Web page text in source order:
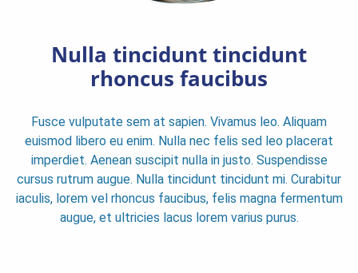
Nulla tincidunt tincidunt
rhoncus faucibus
Fusce vulputate sem at sapien. Vivamus leo. Aliquam
euismod libero eu enim. Nulla nec felis sed leo placerat
imperdiet. Aenean suscipit nulla in justo. Suspendisse
cursus rutrum augue. Nulla tincidunt tincidunt mi. Curabitur
iaculis, lorem vel rhoncus faucibus, felis magna fermentum
augue, et ultricies lacus lorem varius purus.